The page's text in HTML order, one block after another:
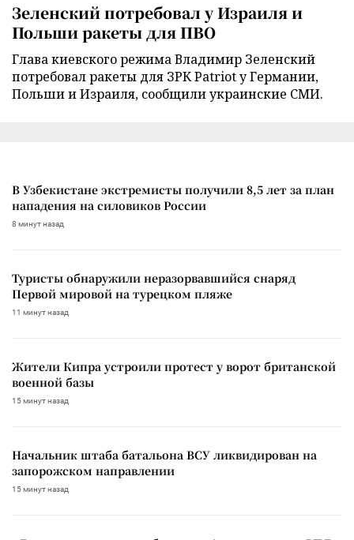
Зеленский потребовал у Израиля и
Польши ракеты для ПВО
Глава киевского режима Владимир Зеленский
потребовал ракеты для ЗРК Patriot у Германии,
Польши и Израиля, сообщили украинские СМИ.
В Узбекистане экстремисты получили 8,5 лет за план
нападения на силовиков России
8 минут назад
Туристы обнаружили неразорвавшийся снаряд
Первой мировой на турецком пляже
11 минут назад
Жители Кипра устроили протест у ворот британской
военной базы
15 минут назад
Начальник штаба батальона ВСУ ликвидирован на
запорожском направлении
15 минут назад